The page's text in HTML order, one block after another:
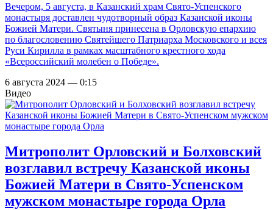
Вечером, 5 августа, в Казанский храм Свято-Успенского
монастыря доставлен чудотворный образ Казанской иконы
Божией Матери. Святыня принесена в Орловскую епархию
по благословению Святейшего Патриарха Московского и всея
Руси Кирилла в рамках масштабного крестного хода
«Всероссийский молебен о Победе».
6 августа 2024 — 0:15
Видео
Митрополит Орловский и Болховский
возглавил встречу Казанской иконы
Божией Матери в Свято-Успенском
мужском монастыре города Орла